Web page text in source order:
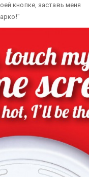
кнопке, заставь меня